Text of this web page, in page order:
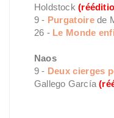
Holdstock
9 - Purgatoire de
26 - Le Monde
Naos
9 - Deux cierges
Gallego García